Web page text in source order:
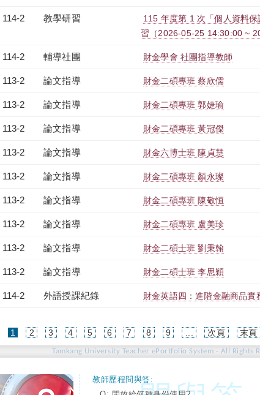
114-2 教學研習
115 年度第 1 次「個人資料
習（2026-05-25 14:30:00 ~
114-2 輔導社團 財金學會 社團指導教師
113-2 論文指導 財金二碩專班 蔡欣儒
113-2 論文指導 財金二碩專班 郭婕瑜
113-2 論文指導 財金二碩專班 黃冠傑
113-2 論文指導 財金六博士班 陳貞慧
113-2 論文指導 財金二碩專班 顏永璨
113-2 論文指導 財金二碩專班 陳敬恒
113-2 論文指導 財金二碩專班 盧美珍
113-2 論文指導 財金二碩士班 劉秉翰
113-2 論文指導 財金二碩士班 李思穎
114-2 外語授課紀錄 財金英語四：進階金融商品
1 (current)
2 3 4 5 6 7 8 9 次頁 末頁
Tamkang University Teacher ePortfolio System - All Rights
教師歷程問與答: